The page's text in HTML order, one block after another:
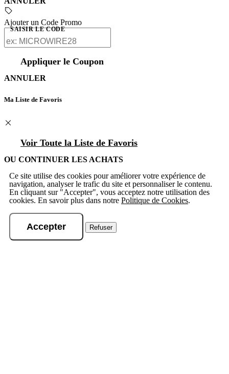
Ajouter un Code Promo
SAISIR LE CODE
Appliquer le Coupon
ANNULER
Ma Liste de Favoris
Voir Toute la Liste de Favoris
OU CONTINUER LES ACHATS
Ce site utilise des cookies pour améliorer votre expérience de
navigation, analyser le trafic du site et personnaliser le contenu.
En cliquant sur "Accepter", vous acceptez notre utilisation des
cookies. En savoir plus dans notre Politique de Cookies.
Accepter Refuser